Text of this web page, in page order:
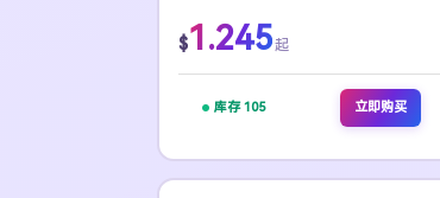
$1.245起
库存 105 立即购买